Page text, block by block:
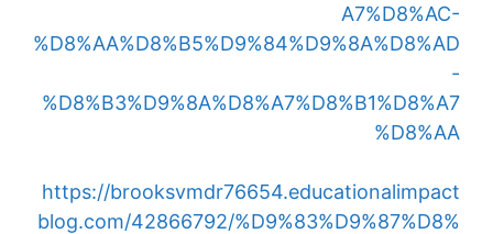
A7%D8%AC-
%D8%AA%D8%B5%D9%84%D9%8A%D8%AD
-
%D8%B3%D9%8A%D8%A7%D8%B1%D8%A7
%D8%AA
https://brooksvmdr76654.educationalimpact
blog.com/42866792/%D9%83%D9%87%D8%